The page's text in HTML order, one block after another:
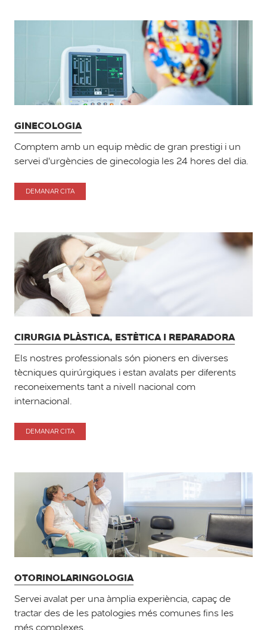
GINECOLOGIA
Comptem amb un equip mèdic de gran prestigi i un
servei d'urgències de ginecologia les 24 hores del dia.
DEMANAR CITA
GINECOLOGIA
CIRURGIA PLÀSTICA, ESTÈTICA I REPARADORA
Els nostres professionals són pioners en diverses
tècniques quirúrgiques i estan avalats per diferents
reconeixements tant a nivell nacional com
internacional.
DEMANAR CITAPER
CIRURGIA
REPARADORA
OTORINOLARINGOLOGIA
Servei avalat per una àmplia experiència, capaç de
tractar des de les patologies més comunes fins les
més complexes.